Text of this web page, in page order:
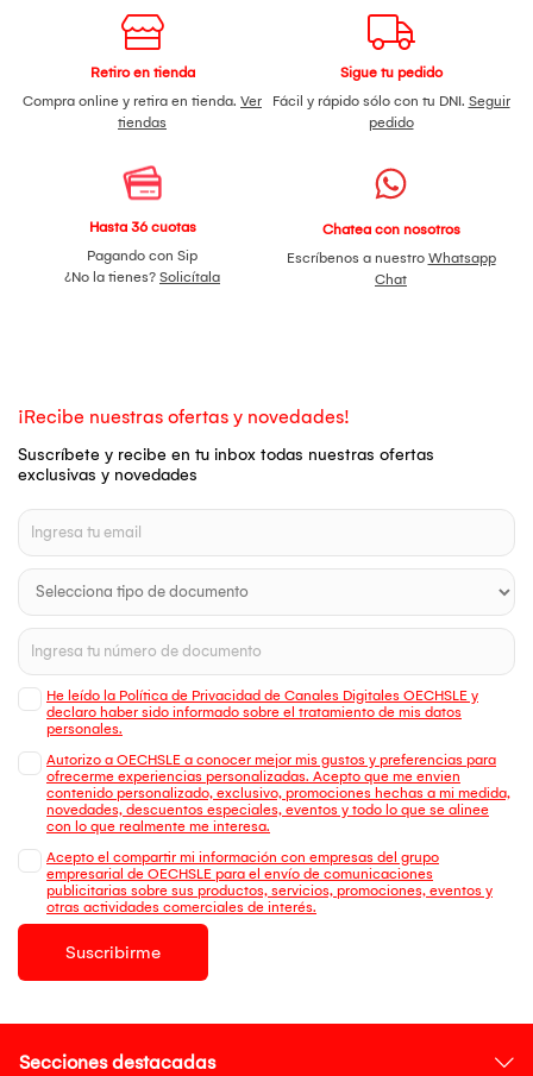
Retiro en tienda
Compra online y retira en tienda. Ver
tiendas
Sigue tu pedido
Fácil y rápido sólo con tu DNI. Seguir
pedido
Hasta 36 cuotas
Pagando con Sip
¿No la tienes? Solicítala
Chatea con nosotros
Escríbenos a nuestro Whatsapp
Chat
¡Recibe nuestras ofertas y novedades!
Suscríbete y recibe en tu inbox todas nuestras ofertas
exclusivas y novedades
He leído la Política de Privacidad de Canales Digitales OECHSLE y
declaro haber sido informado sobre el tratamiento de mis datos
personales.
Autorizo a OECHSLE a conocer mejor mis gustos y preferencias para
ofrecerme experiencias personalizadas. Acepto que me envien
contenido personalizado, exclusivo, promociones hechas a mi medida,
novedades, descuentos especiales, eventos y todo lo que se alinee
con lo que realmente me interesa.
Acepto el compartir mi información con empresas del grupo
empresarial de OECHSLE para el envío de comunicaciones
publicitarias sobre sus productos, servicios, promociones, eventos y
otras actividades comerciales de interés.
Suscribirme
Secciones destacadas